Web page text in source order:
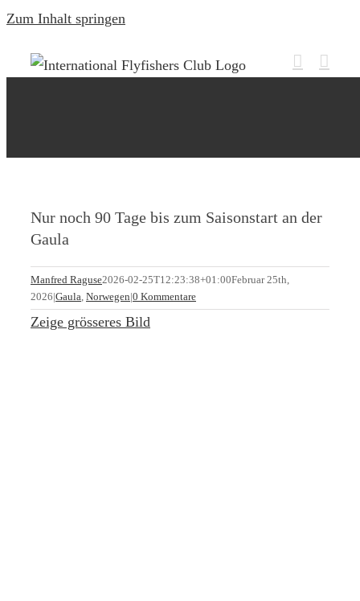
Zum Inhalt springen
Nur noch 90 Tage bis zum Saisonstart an der
Gaula
Manfred Raguse2026-02-25T12:23:38+01:00Februar 25th,
2026|Gaula, Norwegen|0 Kommentare
Zeige grösseres Bild